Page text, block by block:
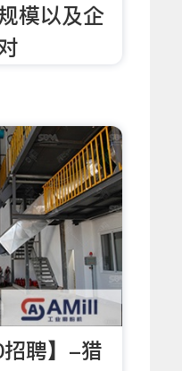
模以及企
招聘】-猎